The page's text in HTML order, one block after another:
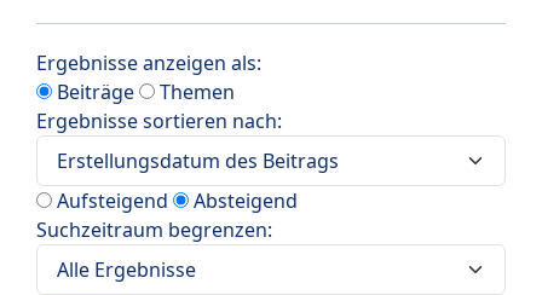
Ergebnisse anzeigen als:
Beiträge
Themen
Ergebnisse sortieren nach:
Aufsteigend
Absteigend
Suchzeitraum begrenzen: